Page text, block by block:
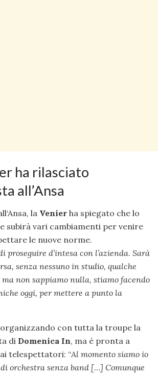
ha rilasciato
all’Ansa
la Venier ha spiegato che lo
subirà vari cambiamenti per venire
le nuove norme.
proseguire d’intesa con l’azienda. Sarà
senza nessuno in studio, qualche
non sappiamo nulla, stiamo facendo
oggi, per mettere a punto la
con tutta la troupe la
di Domenica In, ma è pronta a
telespettatori: “Al momento siamo io
orchestra senza band […] Comunque